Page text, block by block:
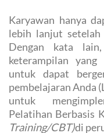
Karyawan hanya
lebih lanjut setelah
Dengan kata
keterampilan
untuk dapat
pembelajaran Anda
untuk
Pelatihan Berbasis
Training/CBT)di